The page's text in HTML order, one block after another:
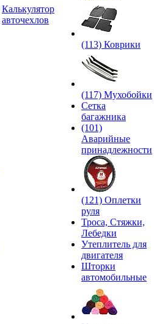
Калькулятор
авточехлов
(113) Коврики
(117) Мухобойки
Сетка
багажника
(101)
Аварийные
принадлежности
(121) Оплетки
руля
Троса, Стяжки,
Лебедки
Утеплитель для
двигателя
Шторки
автомобильные